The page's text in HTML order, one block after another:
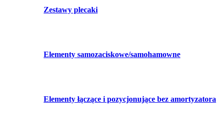
Zestawy plecaki
Elementy samozaciskowe/samohamowne
Elementy łączące i pozycjonujące bez amortyzatora